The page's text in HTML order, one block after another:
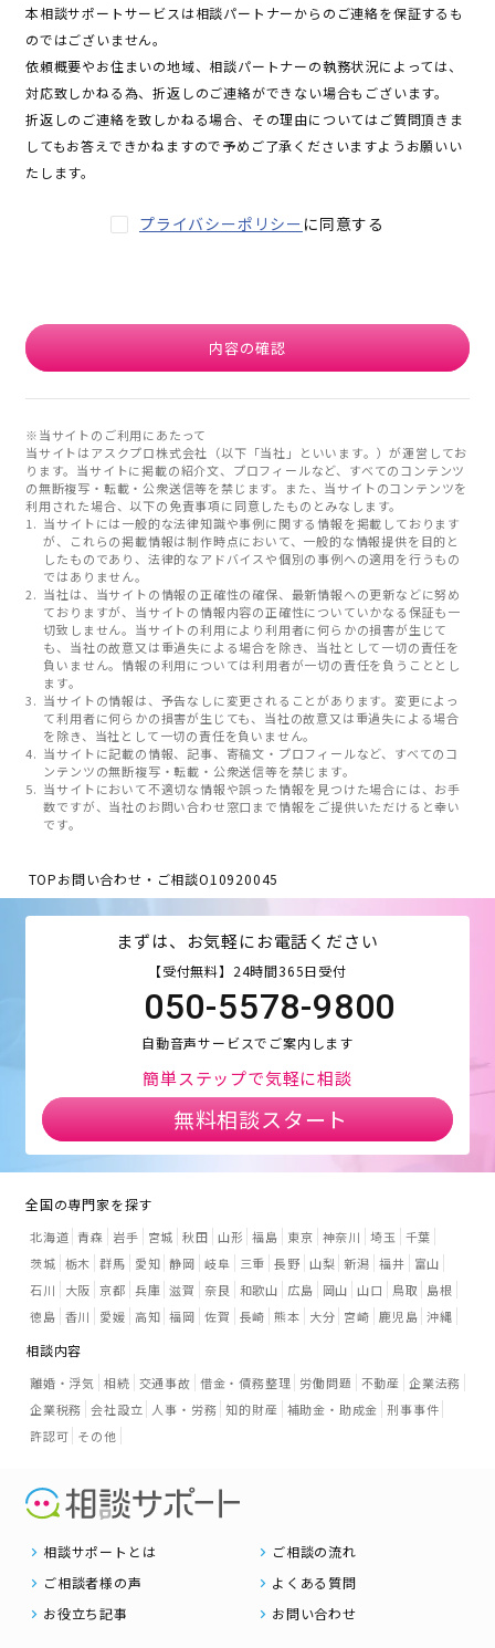
本相談サポートサービスは相談パートナーからのご連絡を保証するも
のではございません。
依頼概要やお住まいの地域、相談パートナーの執務状況によっては、
対応致しかねる為、折返しのご連絡ができない場合もございます。
折返しのご連絡を致しかねる場合、その理由についてはご質問頂きま
してもお答えできかねますので予めご了承くださいますようお願いい
たします。
プライバシーポリシー に同意する
内容の確認
※当サイトのご利用にあたって
当サイトはアスクプロ株式会社（以下「当社」といいます。）が運営してお
ります。当サイトに掲載の紹介文、プロフィールなど、すべてのコンテンツ
の無断複写・転載・公衆送信等を禁じます。また、当サイトのコンテンツを
利用された場合、以下の免責事項に同意したものとみなします。
当サイトには一般的な法律知識や事例に関する情報を掲載しております
が、これらの掲載情報は制作時点において、一般的な情報提供を目的と
したものであり、法律的なアドバイスや個別の事例への適用を行うもの
ではありません。
当社は、当サイトの情報の正確性の確保、最新情報への更新などに努め
ておりますが、当サイトの情報内容の正確性についていかなる保証も一
切致しません。当サイトの利用により利用者に何らかの損害が生じて
も、当社の故意又は重過失による場合を除き、当社として一切の責任を
負いません。情報の利用については利用者が一切の責任を負うこととし
ます。
当サイトの情報は、予告なしに変更されることがあります。変更によっ
て利用者に何らかの損害が生じても、当社の故意又は重過失による場合
を除き、当社として一切の責任を負いません。
当サイトに記載の情報、記事、寄稿文・プロフィールなど、すべてのコ
ンテンツの無断複写・転載・公衆送信等を禁じます。
当サイトにおいて不適切な情報や誤った情報を見つけた場合には、お手
数ですが、当社のお問い合わせ窓口まで情報をご提供いただけると幸い
です。
TOPお問い合わせ・ご相談O10920045
まずは、お気軽にお電話ください
【受付無料】24時間365日受付
050-5578-9800
自動音声サービスでご案内します
簡単ステップで気軽に相談
無料相談スタート
全国の専門家を探す
北海道 青森 岩手 宮城 秋田 山形 福島 東京 神奈川 埼玉
千葉
茨城 栃木 群馬 愛知 静岡 岐阜 三重 長野 山梨 新潟 福井
富山
石川
大阪 京都 兵庫 滋賀 奈良 和歌山 広島 岡山 山口 鳥取
島根
徳島 香川 愛媛 高知 福岡 佐賀 長崎 熊本 大分 宮崎 鹿児島 沖縄
相談内容
離婚・浮気 相続 交通事故 借金・債務整理 労働問題 不動産 企業法務
企業税務 会社設立 人事・労務 知的財産 補助金・助成金 刑事事件
許認可 その他
相談サポートとは
ご相談の流れ
ご相談者様の声
よくある質問
お役立ち記事
お問い合わせ